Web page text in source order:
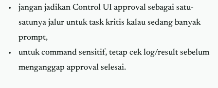
jangan jadikan Control UI approval sebagai satu-
satunya jalur untuk task kritis kalau sedang banyak
prompt,
untuk command sensitif, tetap cek log/result sebelum
menganggap approval selesai.